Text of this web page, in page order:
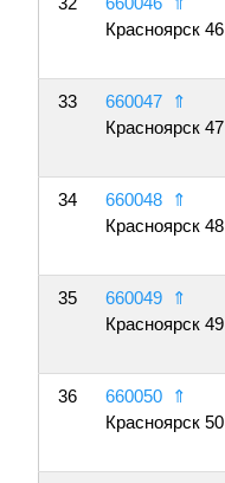
Красноярск 46
33 660047
⇑
Красноярск 47
34 660048
⇑
Красноярск 48
35 660049
⇑
Красноярск 49
36 660050
⇑
Красноярск 50